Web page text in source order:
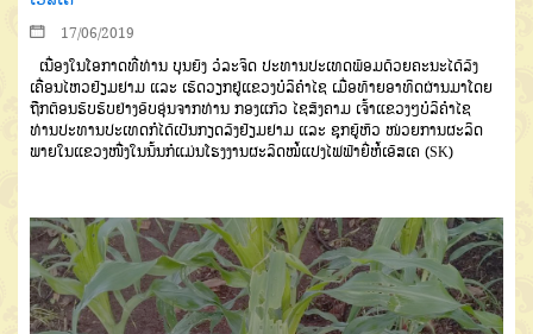
17/06/2019
ເນື່ອງໃນໂອກາດທີ່ທ່ານ ບຸນຍັງ ວໍລະຈິດ ປະທານປະເທດພ້ອມດ້ວຍຄະນະໄດ້ລົງ
ເຄື່ອນໄຫວຢ້ຽມຢາມ ແລະ ເຮັດວຽກຢູ່ແຂວງບໍລິຄຳໄຊ ເມື່ອທ້າຍອາທິດຜ່ານມາໂດຍ
ຖືກຕ້ອນຮັບຮັບຢ່າງອົບອຸ່ນຈາກທ່ານ ກອງແກ້ວ ໄຊສົງຄາມ ເຈົ້າແຂວງໆບໍລິຄຳໄຊ
ທ່ານປະທານປະເທດກໍໄດ້ເປັນກຽດລົງຢ້ຽມຢາມ ແລະ ຊຸກຍູ້ຫົວ ໜ່ວຍການຜະລິດ
ພາຍໃນແຂວງໜື່ງໃນນັ້ນກໍແມ່ນໂຮງງານຜະລິດໝໍ້ແປງໄຟຟ້າຍີ່ຫໍ້ເອັສເຄ (SK)